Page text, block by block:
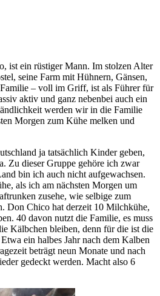
ist ein rüstiger Mann. Im stolzen Alter
seine Farm mit Hühnern, Gänsen,
– voll im Griff, ist als Führer für
aktiv und ganz nebenbei auch ein
werden wir in die Familie
Morgen zum Kühe melken und
ja tatsächlich Kinder geben,
Zu dieser Gruppe gehöre ich zwar
bin ich auch nicht aufgewachsen.
als ich am nächsten Morgen um
zusehe, wie selbige zum
Don Chico hat derzeit 10 Milchkühe,
40 davon nutzt die Familie, es muss
Kälbchen bleiben, denn für die ist die
ein halbes Jahr nach dem Kalben
beträgt neun Monate und nach
gedeckt werden. Macht also 6